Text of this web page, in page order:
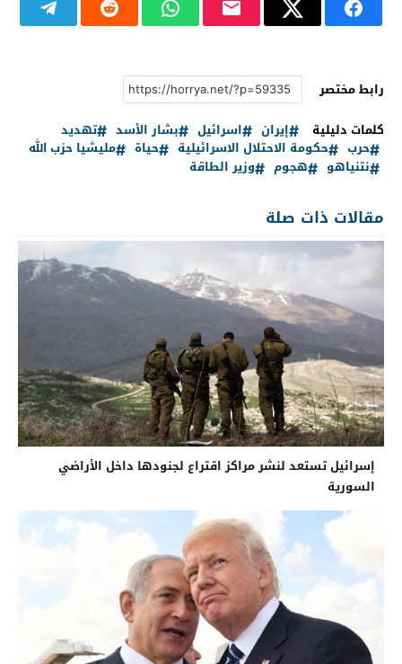
رابط مختصر
كلمات دليلية
إيران اسرائيل بشار الأسد
تهديد
حرب
حكومة الاحتلال الاسرائيلية حياة
مليشيا حزب الله
نتنياهو
هجوم وزير الطاقة
مقالات ذات صلة
إسرائيل تستعد لنشر مراكز اقتراع لجنودها داخل الأراضي
السورية